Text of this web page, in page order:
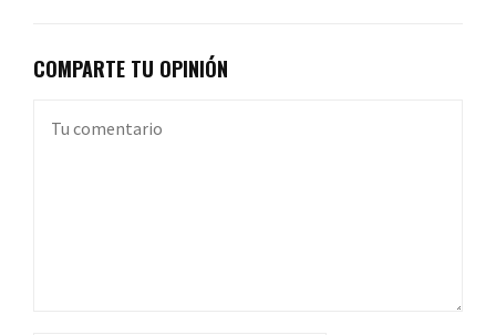
COMPARTE TU OPINIÓN